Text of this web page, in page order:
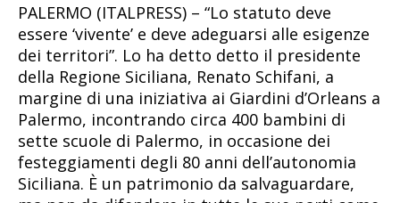
PALERMO (ITALPRESS) – “Lo statuto deve
essere ‘vivente’ e deve adeguarsi alle esigenze
dei territori”. Lo ha detto detto il presidente
della Regione Siciliana, Renato Schifani, a
margine di una iniziativa ai Giardini d’Orleans a
Palermo, incontrando circa 400 bambini di
sette scuole di Palermo, in occasione dei
festeggiamenti degli 80 anni dell’autonomia
Siciliana. È un patrimonio da salvaguardare,